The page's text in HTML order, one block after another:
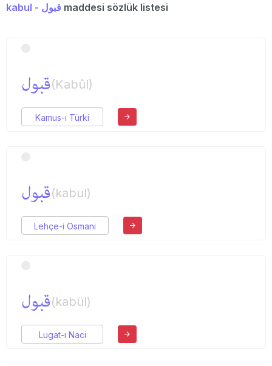
kabul - قبول maddesi sözlük listesi
قبول(Kabûl)
Kamus-ı Türki
قبول(kabul)
Lehçe-i Osmani
قبول(kabül)
Lugat-ı Naci